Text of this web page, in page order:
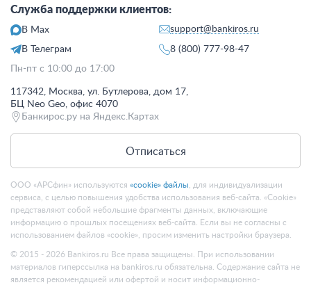
Служба поддержки клиентов:
В Max
В Телеграм
support@bankiros.ru
8 (800) 777-98-47
Пн-пт с 10:00 до 17:00
117342, Москва, ул. Бутлерова, дом 17,
БЦ Neo Geo, офис 4070
Банкирос.ру на Яндекс.Картах
Отписаться
ООО «АРСфин» используются «cookie» файлы , для индивидуализации
сервиса, с целью повышения удобства использования веб-сайта. «Cookie»
представляют собой небольшие фрагменты данных, включающие
информацию о прошлых посещениях веб-сайта. Если вы не согласны с
использованием файлов «cookie», просим изменить настройки браузера.
© 2015 - 2026 Bankiros.ru Все права защищены. При использовании
материалов гиперссылка на bankiros.ru обязательна. Содержание сайта не
является рекомендацией или офертой и носит информационно-